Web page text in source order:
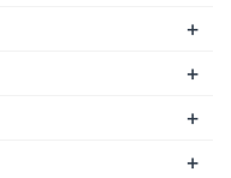
+
+
+
+